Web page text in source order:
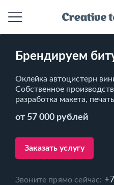
Брендируем
Оклейка автоцистерн
Собственное
разработка макета,
от 57 000 рублей
Заказать услугу
Звоните прямо сейчас: